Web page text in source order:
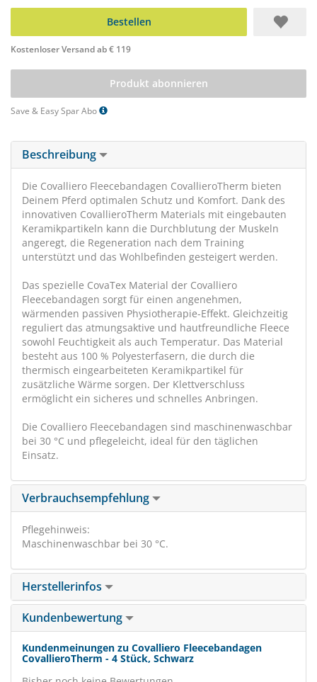
Bestellen
Kostenloser Versand ab € 119
Produkt abonnieren
Save & Easy Spar Abo
Beschreibung
Die Covalliero Fleecebandagen CovallieroTherm bieten
Deinem Pferd optimalen Schutz und Komfort. Dank des
innovativen CovallieroTherm Materials mit eingebauten
Keramikpartikeln kann die Durchblutung der Muskeln
angeregt, die Regeneration nach dem Training
unterstützt und das Wohlbefinden gesteigert werden.
Das spezielle CovaTex Material der Covalliero
Fleecebandagen sorgt für einen angenehmen,
wärmenden passiven Physiotherapie-Effekt. Gleichzeitig
reguliert das atmungsaktive und hautfreundliche Fleece
sowohl Feuchtigkeit als auch Temperatur. Das Material
besteht aus 100 % Polyesterfasern, die durch die
thermisch eingearbeiteten Keramikpartikel für
zusätzliche Wärme sorgen. Der Klettverschluss
ermöglicht ein sicheres und schnelles Anbringen.
Die Covalliero Fleecebandagen sind maschinenwaschbar
bei 30 °C und pflegeleicht, ideal für den täglichen
Einsatz.
Verbrauchsempfehlung
Pflegehinweis:
Maschinenwaschbar bei 30 °C.
Herstellerinfos
Kundenbewertung
Kundenmeinungen zu Covalliero Fleecebandagen
CovallieroTherm - 4 Stück, Schwarz